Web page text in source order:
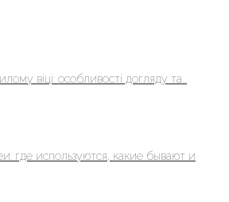
віці: особливості догляду та...
где используются, какие бывают и